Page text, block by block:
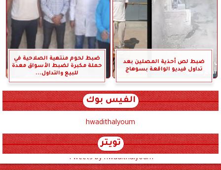
ضبط لص أحذية المصلين بعد
تداول فيديو الواقعة بسوهاج
ضبط لحوم منتهية الصلاحية في
حملة مكبرة لضبط الأسواق معدة
للبيع والتداول...
الفيس بوك
hwadithalyoum
تويتر
Tweets by hwadithalyoum